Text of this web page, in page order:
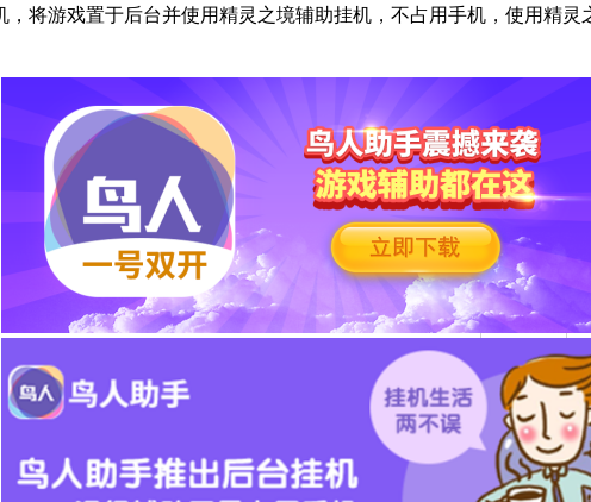
将游戏置于后台并使用精灵之境辅助挂机，不占用手机，使用精灵